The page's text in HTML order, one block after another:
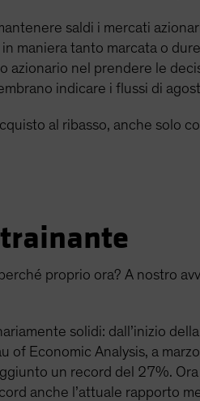
saldi i mercati
maniera tanto marcata o
nel prendere le
indicare i flussi di
al ribasso, anche solo
proprio ora? A nostro
solidi: dall’inizio
Economic Analysis, a
un record del 27%.
anche l’attuale rapporto